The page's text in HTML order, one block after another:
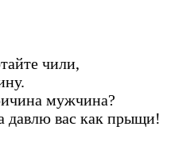
чили,
мужчина?
давлю вас как прыщи!